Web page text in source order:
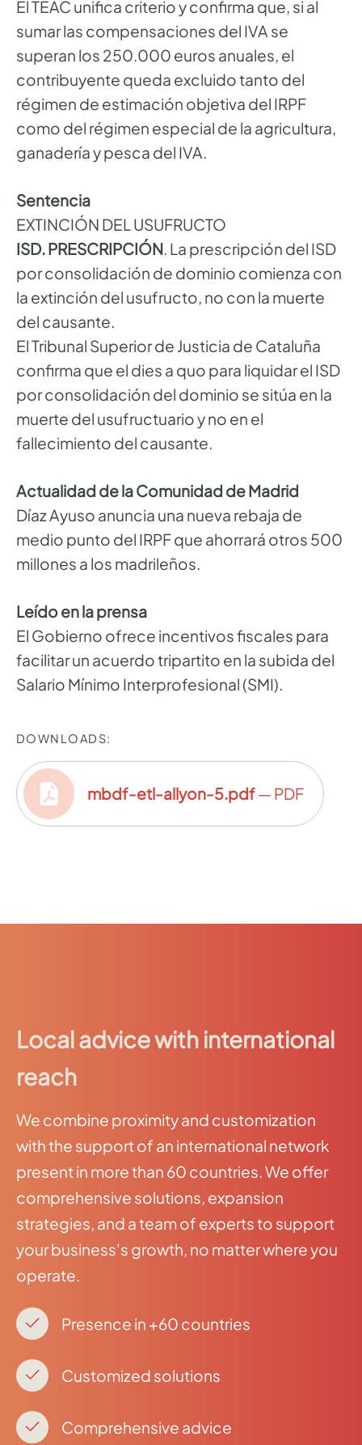
El TEAC unifica criterio y confirma que, si al
sumar las compensaciones del IVA se
superan los 250.000 euros anuales, el
contribuyente queda excluido tanto del
régimen de estimación objetiva del IRPF
como del régimen especial de la agricultura,
ganadería y pesca del IVA.
Sentencia
EXTINCIÓN DEL USUFRUCTO
ISD. PRESCRIPCIÓN. La prescripción del ISD
por consolidación de dominio comienza con
la extinción del usufructo, no con la muerte
del causante.
El Tribunal Superior de Justicia de Cataluña
confirma que el dies a quo para liquidar el ISD
por consolidación del dominio se sitúa en la
muerte del usufructuario y no en el
fallecimiento del causante.
Actualidad de la Comunidad de Madrid
Díaz Ayuso anuncia una nueva rebaja de
medio punto del IRPF que ahorrará otros 500
millones a los madrileños.
Leído en la prensa
El Gobierno ofrece incentivos fiscales para
facilitar un acuerdo tripartito en la subida del
Salario Mínimo Interprofesional (SMI).
DOWNLOADS:
mbdf-etl-allyon-5.pdf— PDF
Local advice with international
reach
We combine proximity and customization
with the support of an international network
present in more than 60 countries. We offer
comprehensive solutions, expansion
strategies, and a team of experts to support
your business's growth, no matter where you
operate.
Presence in +60 countries
Customized solutions
Comprehensive advice